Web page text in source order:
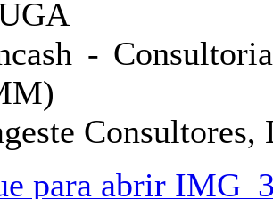
-
Consultores,